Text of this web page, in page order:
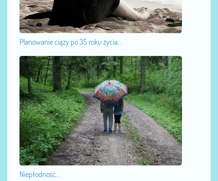
Planowanie ciąży po 35 roku życia...
Niepłodność...